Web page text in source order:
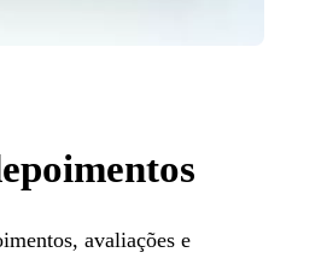
avaliações e